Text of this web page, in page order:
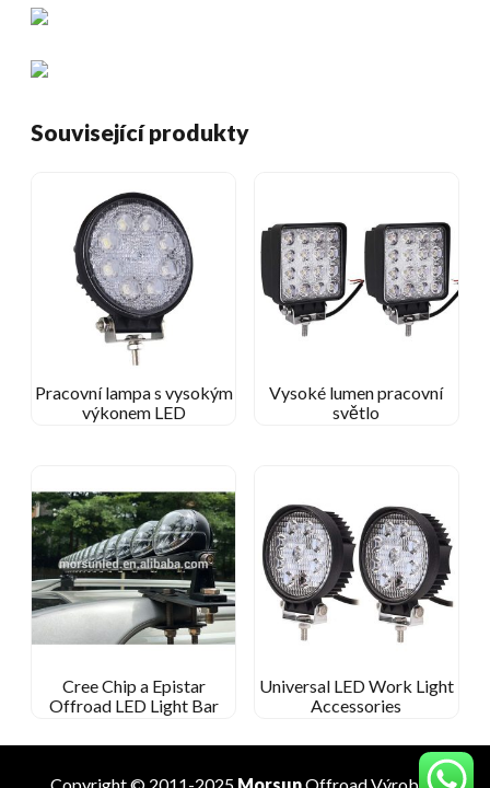
Související produkty
Pracovní lampa s vysokým
výkonem LED
Vysoké lumen pracovní
světlo
Cree Chip a Epistar
Offroad LED Light Bar
Universal LED Work Light
Accessories